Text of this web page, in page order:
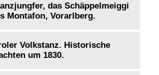
das Schäppelmeiggi
Montafon, Vorarlberg.
Volkstanz. Historische
um 1830.